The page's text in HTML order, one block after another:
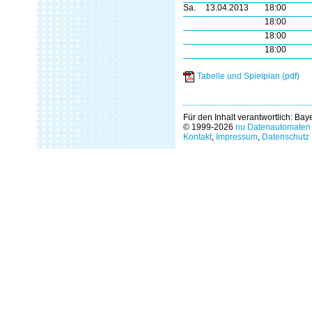
Sa.
13.04.2013
18:00
18:00
18:00
18:00
Tabelle und Spielplan (pdf)
Für den Inhalt verantwortlich:
© 1999-2026 nu
Kontakt, Impressum, Datenschutz